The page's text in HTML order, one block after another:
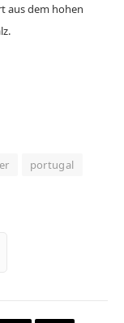
aus dem hohen
portugal